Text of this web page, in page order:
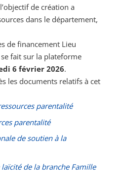
de création a
dans le département,
de financement Lieu
fait sur la plateforme
6 février 2026.
les documents relatifs à cet
parentalité
parentalité
de soutien à la
de la branche Famille